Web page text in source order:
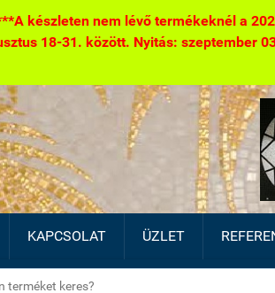
készleten nem lévő termékeknél a
18-31. között. Nyitás: szeptember
KAPCSOLAT ÜZLET